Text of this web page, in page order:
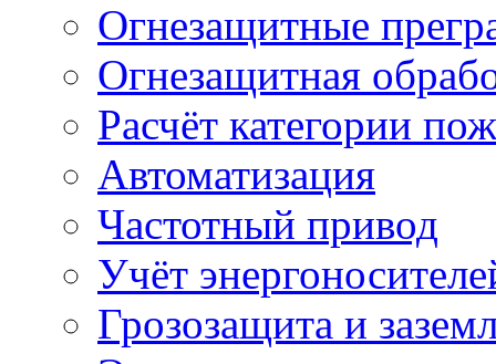
Огнезащитные
Огнезащитная
Расчёт категории
Автоматизация
Частотный привод
Учёт
Грозозащита и